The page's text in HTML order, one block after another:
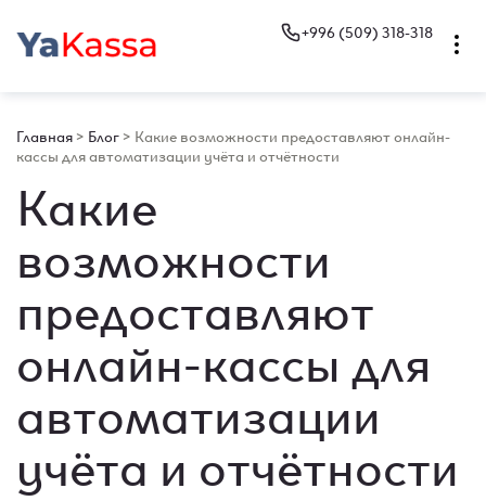
+996 (509) 318-318
Главная > Блог > Какие возможности предоставляют онлайн-
кассы для автоматизации учёта и отчётности
Какие
возможности
предоставляют
онлайн-кассы для
автоматизации
учёта и отчётности